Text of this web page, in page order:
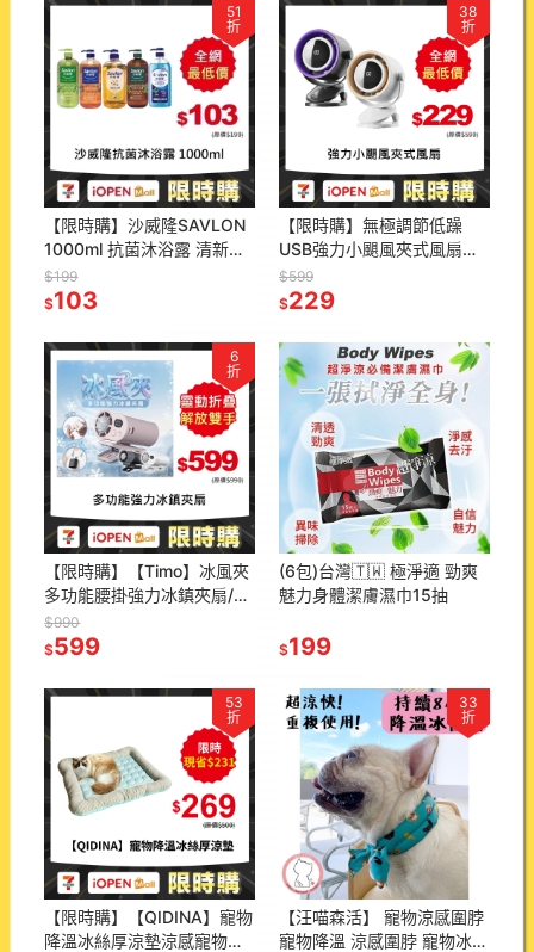
51
折
【限時購】沙威隆SAVLON
1000ml 抗菌沐浴露 清新綠
茶 沉靜松木 檸香馬鞭草 洋
甘菊 沐浴露
$199
$103
38
折
【限時購】無極調節低躁
USB強力小颶風夾式風扇
FN06S(需USB供電 TypeC
可立 壁掛 夾扇 7葉片 露營)
$599
$229
6
折
【限時購】【Timo】冰風夾
多功能腰掛強力冰鎮夾扇/冰
風扇(有標示Wh)
$990
$599
(6包)台灣🇹🇼 極淨適 勁爽
魅力身體潔膚濕巾15抽
$199
53
折
【限時購】【QIDINA】寵物
降溫冰絲厚涼墊涼感寵物墊-
33
折
【汪喵森活】 寵物涼感圍脖
寵物降溫 涼感圍脖 寵物冰圍